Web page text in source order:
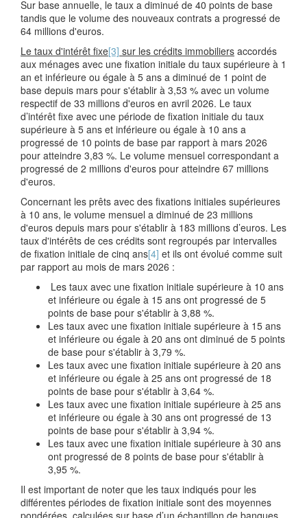
Sur base annuelle, le taux a diminué de 40 points de base
tandis que le volume des nouveaux contrats a progressé de
64 millions d'euros.
Le taux d'intérêt fixe[3] sur les crédits immobiliers accordés
aux ménages avec une fixation initiale du taux supérieure à 1
an et inférieure ou égale à 5 ans a diminué de 1 point de
base depuis mars pour s'établir à 3,53 % avec un volume
respectif de 33 millions d'euros en avril 2026. Le taux
d’intérêt fixe avec une période de fixation initiale du taux
supérieure à 5 ans et inférieure ou égale à 10 ans a
progressé de 10 points de base par rapport à mars 2026
pour atteindre 3,83 %. Le volume mensuel correspondant a
progressé de 2 millions d'euros pour atteindre 67 millions
d'euros.
Concernant les prêts avec des fixations initiales supérieures
à 10 ans, le volume mensuel a diminué de 23 millions
d'euros depuis mars pour s'établir à 183 millions d’euros. Les
taux d'intérêts de ces crédits sont regroupés par intervalles
de fixation initiale de cinq ans[4] et ils ont évolué comme suit
par rapport au mois de mars 2026 :
Les taux avec une fixation initiale supérieure à 10 ans
et inférieure ou égale à 15 ans ont progressé de 5
points de base pour s'établir à 3,88 %.
Les taux avec une fixation initiale supérieure à 15 ans
et inférieure ou égale à 20 ans ont diminué de 5 points
de base pour s'établir à 3,79 %.
Les taux avec une fixation initiale supérieure à 20 ans
et inférieure ou égale à 25 ans ont progressé de 18
points de base pour s'établir à 3,64 %.
Les taux avec une fixation initiale supérieure à 25 ans
et inférieure ou égale à 30 ans ont progressé de 13
points de base pour s'établir à 3,94 %.
Les taux avec une fixation initiale supérieure à 30 ans
ont progressé de 8 points de base pour s'établir à
3,95 %.
Il est important de noter que les taux indiqués pour les
différentes périodes de fixation initiale sont des moyennes
pondérées, calculées sur base d’un échantillon de banques